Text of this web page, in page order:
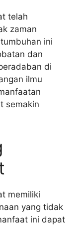
telah
zaman
ini
dan
di
ilmu
semakin
memiliki
yang tidak
ini dapat